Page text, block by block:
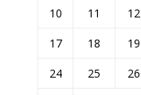
10
11 12
17
18 19
24
25 26